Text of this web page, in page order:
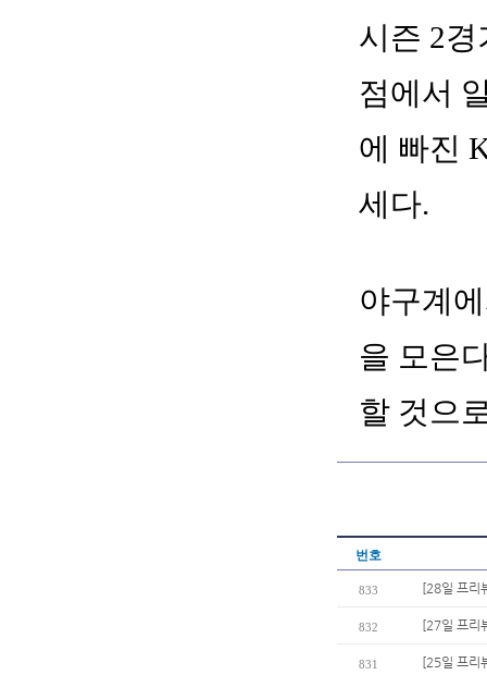
시즌 2
점에서
에 빠진
세다.
야구계
을 모은
할 것으
번호
833 [28일 프리
832 [27일 프리
831 [25일 프리